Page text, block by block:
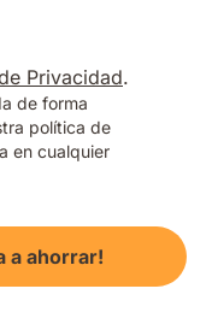
Privacidad.
de forma
política de
en cualquier
a ahorrar!